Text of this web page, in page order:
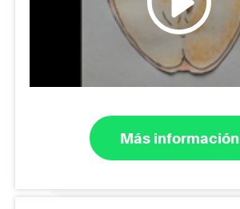
Más información